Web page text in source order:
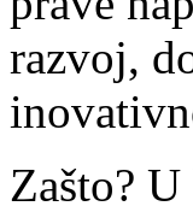
razvoj,
Zašto?